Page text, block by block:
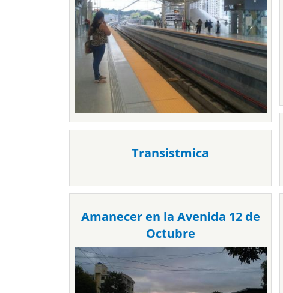
Transistmica
Amanecer en la Avenida 12 de
Octubre